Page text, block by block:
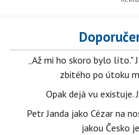
„Až mi ho skoro bylo líto."
zbitého po útoku
Opak dejá vu existuje.
Petr Janda jako Cézar na
jakou Česko